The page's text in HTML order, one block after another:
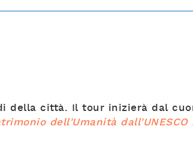
della città. Il tour inizierà dal
dell'Umanità dall'UNESCO